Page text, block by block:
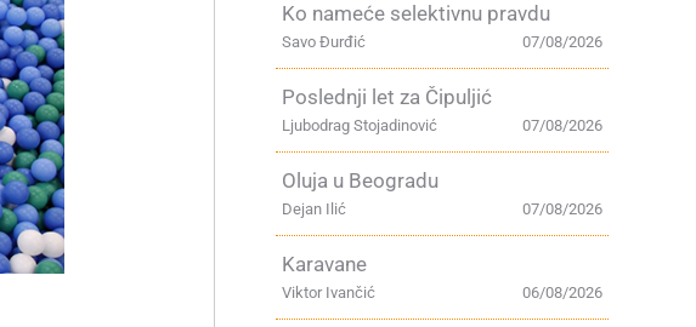
Ko nameće selektivnu pravdu
07/08/2026
Savo Đurđić
Poslednji let za Čipuljić
07/08/2026
Ljubodrag Stojadinović
Oluja u Beogradu
07/08/2026
Dejan Ilić
Karavane
06/08/2026
Viktor Ivančić